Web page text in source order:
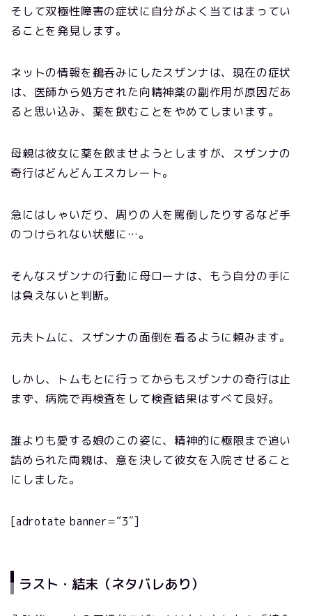
そして双極性障害の症状に自分がよく当てはまってい
ることを発見します。
ネットの情報を鵜呑みにしたスザンナは、現在の症状
は、医師から処方された向精神薬の副作用が原因だあ
ると思い込み、薬を飲むことをやめてしまいます。
母親は彼女に薬を飲ませようとしますが、スザンナの
奇行はどんどんエスカレート。
急にはしゃいだり、周りの人を罵倒したりするなど手
のつけられない状態に…。
そんなスザンナの行動に母ローナは、もう自分の手に
は負えないと判断。
元夫トムに、スザンナの面倒を看るように頼みます。
しかし、トムもとに行ってからもスザンナの奇行は止
まず、病院で再検査をして検査結果はすべて良好。
誰よりも愛する娘のこの姿に、精神的に極限まで追い
詰められた両親は、意を決して彼女を入院させること
にしました。
[adrotate banner=”3″]
ラスト・結末（ネタバレあり）